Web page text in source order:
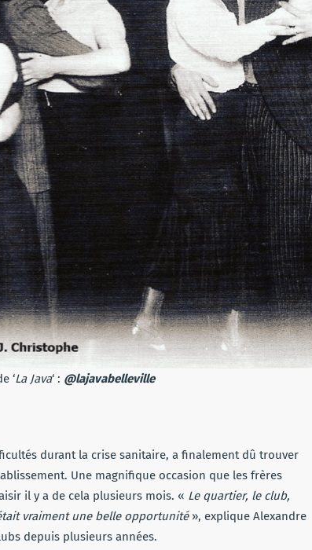
‘La Java‘ : @lajavabelleville
durant la crise sanitaire, a finalement dû trouver
Une magnifique occasion que les frères
il y a de cela plusieurs mois. « Le quartier, le club,
vraiment une belle opportunité», explique Alexandre
depuis plusieurs années.